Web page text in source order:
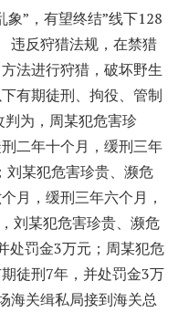
”，有望终结”线下128
违反狩猎法规，在禁猎
法进行狩猎，破坏野生
有期徒刑、拘役、管制
为，周某犯危害珍
二年十个月，缓刑三年
刘某犯危害珍贵、濒危
月，缓刑三年六个月，
刘某犯危害珍贵、濒危
处罚金3万元；周某犯危
徒刑7年，并处罚金3万
海关缉私局接到海关总